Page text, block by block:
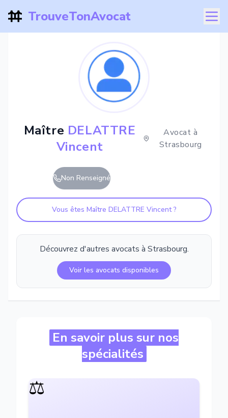
TrouveTonAvocat
Maître DELATTRE
Vincent
Avocat à
Strasbourg
Non Renseigné
Vous êtes Maître DELATTRE Vincent?
Découvrez d'autres avocats à Strasbourg.
Voir les avocats disponibles
En savoir plus sur nos
spécialités
⚖️